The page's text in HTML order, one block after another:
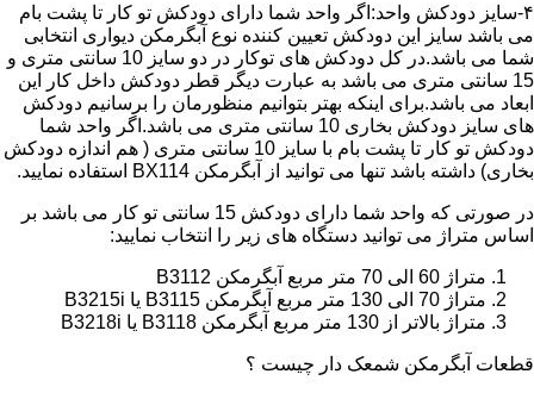
۴-سایز دودکش واحد:اگر واحد شما دارای دودکش تو کار تا پشت بام
می باشد سایز این دودکش تعیین کننده نوع آبگرمکن دیواری انتخابی
شما می باشد.در کل دودکش های توکار در دو سایز 10 سانتی متری و
15 سانتی متری می باشد به عبارت دیگر قطر دودکش داخل کار این
ابعاد می باشد.برای اینکه بهتر بتوانیم منظورمان را برسانیم دودکش
های سایز دودکش بخاری 10 سانتی متری می باشد.اگر واحد شما
دودکش تو کار تا پشت بام با سایز 10 سانتی متری ( هم اندازه دودکش
بخاری) داشته باشد تنها می توانید از آبگرمکن BX114 استفاده نمایید.
در صورتی که واحد شما دارای دودکش 15 سانتی تو کار می باشد بر
اساس متراژ می توانید دستگاه های زیر را انتخاب نمایید:
متراژ 60 الی 70 متر مربع آبگرمکن B3112
متراژ 70 الی 130 متر مربع آبگرمکن B3115 یا B3215i
متراژ بالاتر از 130 متر مربع آبگرمکن B3118 یا B3218i
قطعات آبگرمکن شمعک دار چیست ؟